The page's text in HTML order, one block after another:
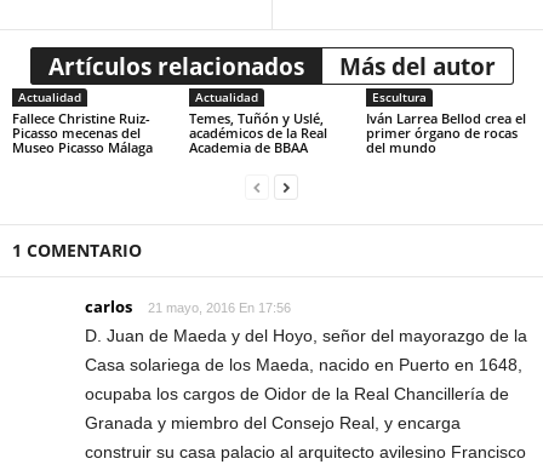
Artículos relacionados Más del autor
Actualidad
Fallece Christine Ruiz-
Picasso mecenas del
Museo Picasso Málaga
Actualidad
Temes, Tuñón y Uslé,
académicos de la Real
Academia de BBAA
Escultura
Iván Larrea Bellod crea el
primer órgano de rocas
del mundo
1 COMENTARIO
carlos 21 mayo, 2016 En 17:56
D. Juan de Maeda y del Hoyo, señor del mayorazgo de la
Casa solariega de los Maeda, nacido en Puerto en 1648,
ocupaba los cargos de Oidor de la Real Chancillería de
Granada y miembro del Consejo Real, y encarga
construir su casa palacio al arquitecto avilesino Francisco